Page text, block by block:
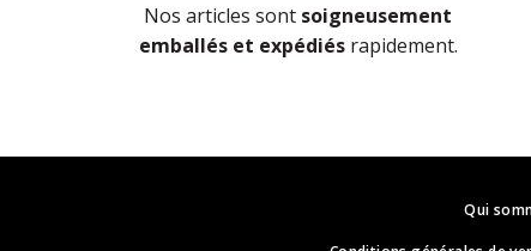
Nos articles sont soigneusement
emballés et expédiésrapidement.
Qui